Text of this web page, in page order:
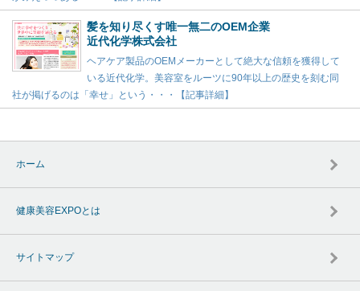
髪を知り尽くす唯一無二のOEM企業
近代化学株式会社
ヘアケア製品のOEMメーカーとして絶大な信頼を獲得して
いる近代化学。美容室をルーツに90年以上の歴史を刻む同
社が掲げるのは「幸せ」という・・・【記事詳細】
ホーム
健康美容EXPOとは
サイトマップ